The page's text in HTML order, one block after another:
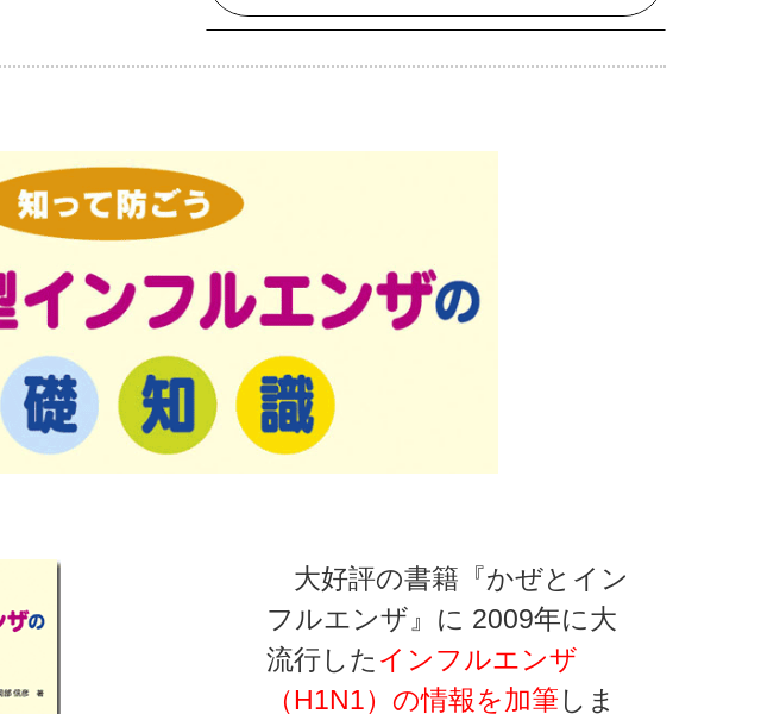
大好評の書籍『かぜとイン
フルエンザ』に 2009年に大
流行した インフルエンザ
（H1N1）の情報を加筆 しま